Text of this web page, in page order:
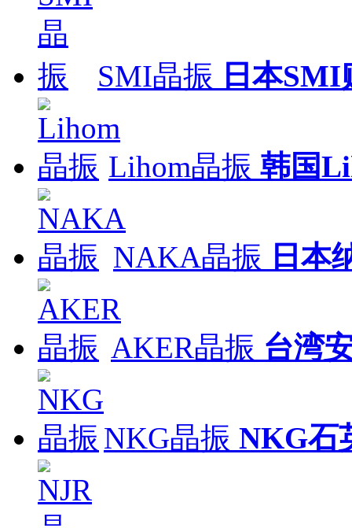
SMI晶振 日本SMI
Lihom晶振 韩国
NAKA晶振 日本
AKER晶振 台湾
NKG晶振 NKG石